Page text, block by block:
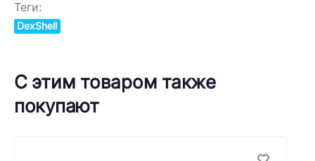
Теги:
DexShell
С этим товаром также
покупают